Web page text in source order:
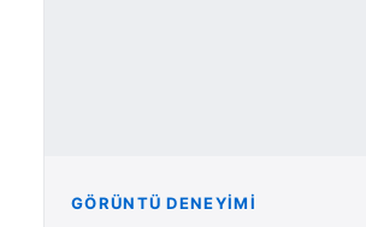
GÖRÜNTÜ DENEYIMI